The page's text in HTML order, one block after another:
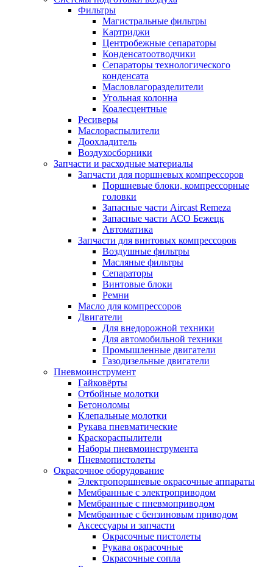
Фильтры
Магистральные фильтры
Картриджи
Центробежные сепараторы
Конденсатоотводчики
Сепараторы технологического
конденсата
Масловлагоразделители
Угольная колонна
Коалесцентные
Ресиверы
Маслораспылители
Доохладитель
Воздухосборники
Запчасти и расходные материалы
Запчасти для поршневых компрессоров
Поршневые блоки, компрессорные
головки
Запасные части Aircast Remeza
Запасные части АСО Бежецк
Автоматика
Запчасти для винтовых компрессоров
Воздушные фильтры
Масляные фильтры
Сепараторы
Винтовые блоки
Ремни
Масло для компрессоров
Двигатели
Для внедорожной техники
Для автомобильной техники
Промышленные двигатели
Газодизельные двигатели
Пневмоинструмент
Гайковёрты
Отбойные молотки
Бетоноломы
Клепальные молотки
Рукава пневматические
Краскораспылители
Наборы пневмоинструмента
Пневмопистолеты
Окрасочное оборудование
Электропоршневые окрасочные аппараты
Мембранные с электроприводом
Мембранные с пневмоприводом
Мембранные с бензиновым приводом
Аксессуары и запчасти
Окрасочные пистолеты
Рукава окрасочные
Окрасочные сопла